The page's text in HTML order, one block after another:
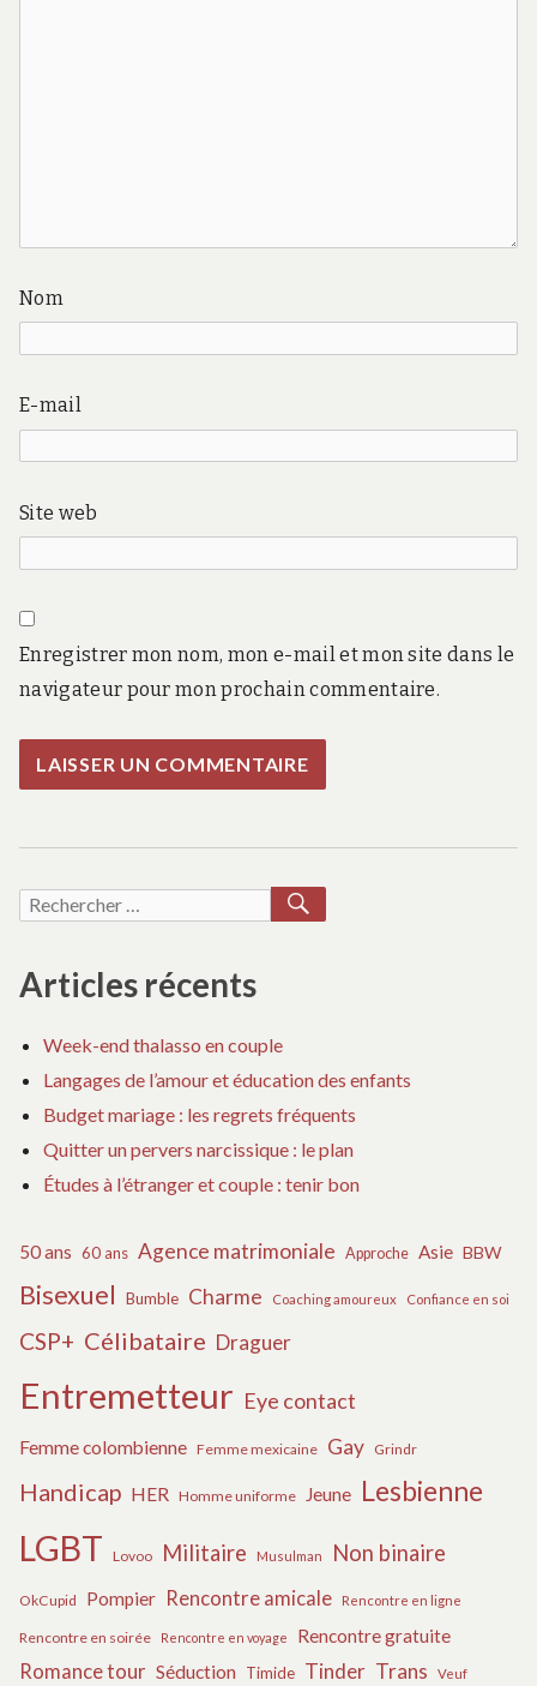
Nom
E-mail
Site web
Enregistrer mon nom, mon e-mail et mon site dans le
navigateur pour mon prochain commentaire.
Recherche
Articles récents
Week-end thalasso en couple
Langages de l’amour et éducation des enfants
Budget mariage : les regrets fréquents
Quitter un pervers narcissique : le plan
Études à l’étranger et couple : tenir bon
50 ans 60 ans Agence matrimoniale Approche Asie BBW
Bisexuel Bumble Charme Coaching amoureux Confiance en soi
CSP+ Célibataire Draguer
Entremetteur Eye contact
Femme colombienne Femme mexicaine Gay Grindr
Handicap HER Homme uniforme Jeune Lesbienne
LGBT Lovoo Militaire Musulman Non binaire
OkCupid Pompier Rencontre amicale Rencontre en ligne
Rencontre en soirée Rencontre en voyage Rencontre gratuite
Romance tour Séduction Timide Tinder Trans Veuf